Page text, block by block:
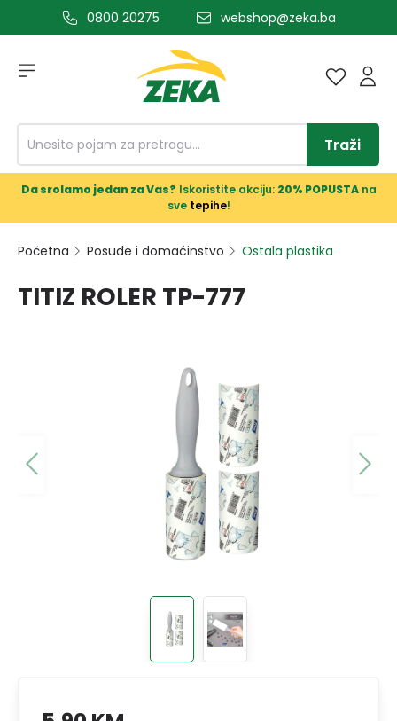
glavni sadržaj0800 20275 webshop@zeka.ba
Traži
Da srolamo jedan za Vas? Iskoristite akciju: 20% POPUSTAna
sve tepihe!
Početna Posuđe i domaćinstvo Ostala plastika
TITIZ ROLER TP-777